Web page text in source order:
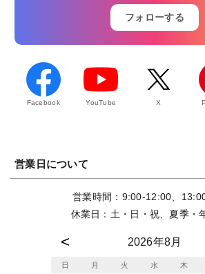
フォローする
Facebook YouTube X
営業日について
営業時間：9:00-12:00、
休業日：土・日・祝、夏季・
2026年8月
日 月 火 水 木